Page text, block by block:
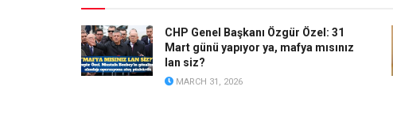
CHP Genel Başkanı Özgür Özel: 31
Mart günü yapıyor ya, mafya mısınız
lan siz?
MARCH 31, 2026